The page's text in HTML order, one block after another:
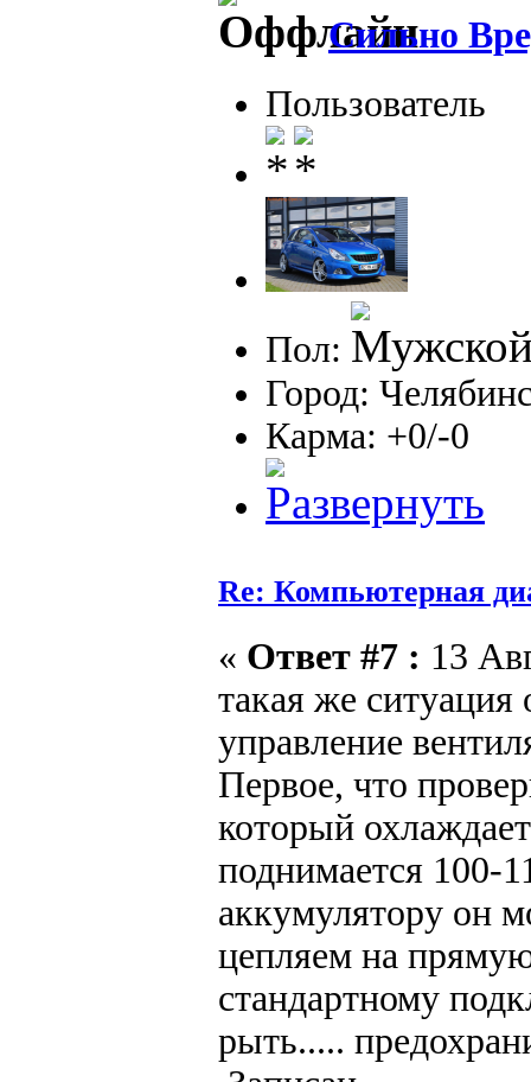
Сильно
Пользователь
Пол:
Город:
Карма: +0/-0
Re: Компьютерная
« Ответ #7 : 13
такая же
управление
Первое, что
который
поднимается 100-
аккумулятору он
цепляем на
стандартному
рыть.....